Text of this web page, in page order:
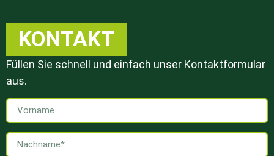
KONTAKT
Füllen Sie schnell und einfach unser Kontaktformular
aus.